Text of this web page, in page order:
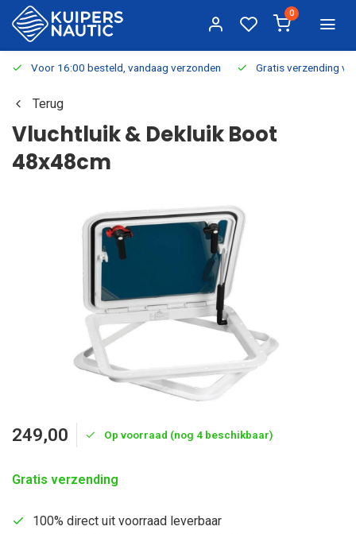
0
Voor 16:00 besteld, vandaag verzonden Gratis verzending
Terug
Vluchtluik & Dekluik Boot
48x48cm
249,00 Op voorraad (nog 4 beschikbaar)
Gratis verzending
100% direct uit voorraad leverbaar